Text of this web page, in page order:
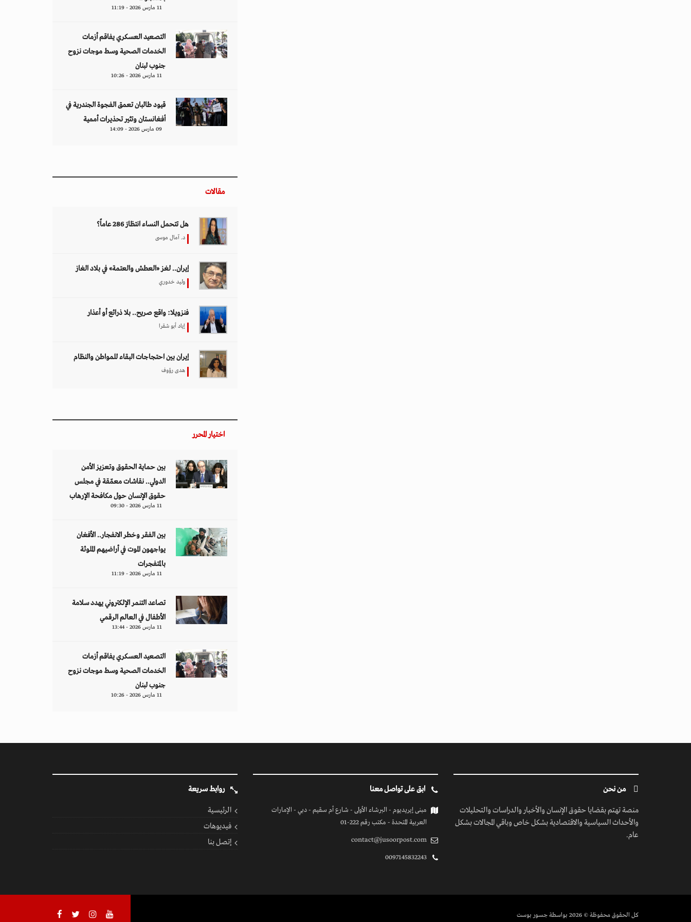
11 مارس 2026 - 11:19
التصعيد العسكري يفاقم أزمات
الخدمات الصحية وسط موجات نزوح
جنوب لبنان
11 مارس 2026 - 10:26
قيود طالبان تعمق الفجوة الجندرية في
أفغانستان وتثير تحذيرات أممية
09 مارس 2026 - 14:09
مقالات
هل تتحمل النساء انتظارَ 286 عاماً؟
د. آمال موسى
إيران.. لغز «العطش والعتمة» في بلاد الغاز
وليد خدوري
فنزويلا: واقع صريح.. بلا ذرائع أو أعذار
إياد أبو شقرا
إيران بين احتجاجات البقاء للمواطن والنظام
هدى رؤوف
اختيار المحرر
بين حماية الحقوق وتعزيز الأمن
الدولي.. نقاشات معمّقة في مجلس
حقوق الإنسان حول مكافحة الإرهاب
11 مارس 2026 - 09:30
بين الفقر وخطر الانفجار.. الأفغان
يواجهون الموت في أراضيهم الملوثة
بالمتفجرات
11 مارس 2026 - 11:19
تصاعد التنمر الإلكتروني يهدد سلامة
الأطفال في العالم الرقمي
11 مارس 2026 - 13:44
التصعيد العسكري يفاقم أزمات
الخدمات الصحية وسط موجات نزوح
جنوب لبنان
11 مارس 2026 - 10:26
من نحن
منصة تهتم بقضايا حقوق الإنسان والأخبار والدراسات والتحليلات
والأحداث السياسية والاقتصادية بشكل خاص وباقي المجالات بشكل
عام.
ابق على تواصل معنا
مبنى إيريديوم - البرشاء الأولى - شارع أم سقيم - دبي - الإمارات
العربية المتحدة - مكتب رقم 222-01
contact@jusoorpost.com
0097145832243
روابط سريعة
الرئيسية
فيديوهات
إتصل بنا
كل الحقوق محفوظة© 2026 بواسطة جسور بوست